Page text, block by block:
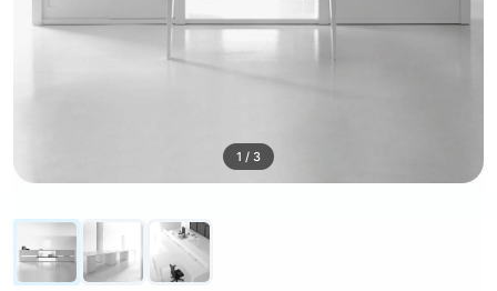
1 / 3